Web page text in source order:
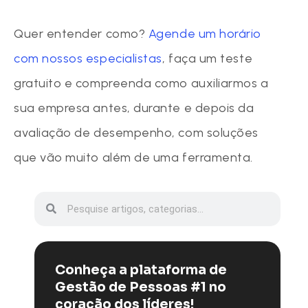
Quer entender como? Agende um horário
com nossos especialistas, faça um teste
gratuito e compreenda como auxiliarmos a
sua empresa antes, durante e depois da
avaliação de desempenho, com soluções
que vão muito além de uma ferramenta.
Conheça a plataforma de
Gestão de Pessoas #1 no
coração dos líderes!